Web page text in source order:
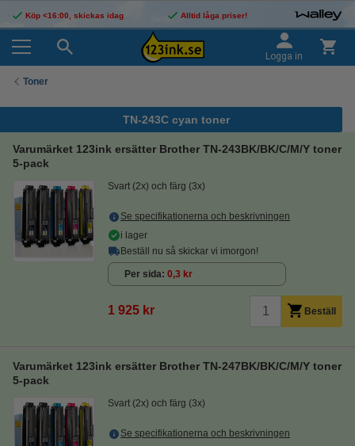
Köp <16:00, skickas idag Alltid låga priser!
Logga in
Toner
TN-243C cyan toner
Varumärket 123ink ersätter Brother TN-243BK/BK/C/M/Y toner
5-pack
Svart (2x) och färg (3x)
Se specifikationerna och beskrivningen
i lager
Beställ nu så skickar vi imorgon!
Per sida 0,3 kr
1 925 kr Beställ
Varumärket 123ink ersätter Brother TN-247BK/BK/C/M/Y toner
5-pack
Svart (2x) och färg (3x)
Se specifikationerna och beskrivningen